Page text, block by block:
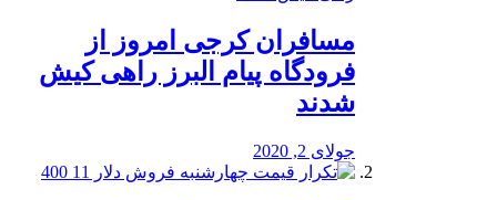
مسافران کرجی امروز از
فرودگاه پیام البرز راهی کیش
شدند
جولای 2, 2020